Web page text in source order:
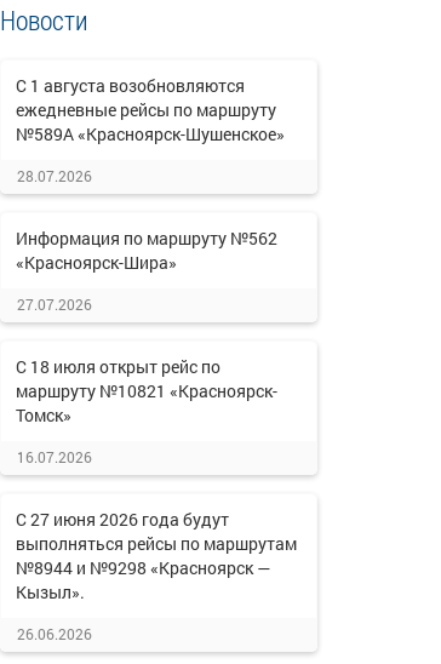
Новости
С 1 августа возобновляются
ежедневные рейсы по маршруту
№589А «Красноярск-Шушенское»
28.07.2026
Информация по маршруту №562
«Красноярск-Шира»
27.07.2026
С 18 июля открыт рейс по
маршруту №10821 «Красноярск-
Томск»
16.07.2026
С 27 июня 2026 года будут
выполняться рейсы по маршрутам
№8944 и №9298 «Красноярск —
Кызыл».
26.06.2026